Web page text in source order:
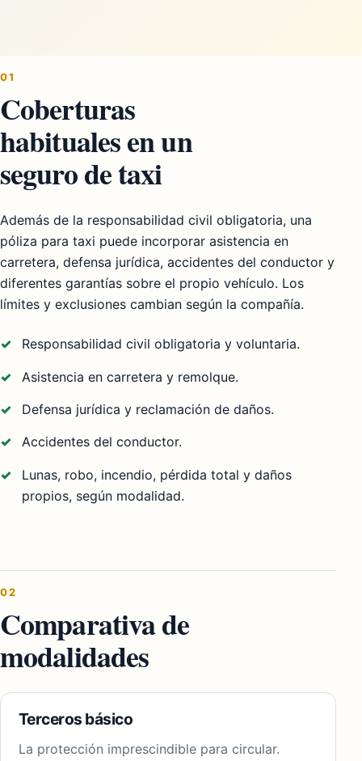
01
Coberturas
habituales en un
seguro de taxi
Además de la responsabilidad civil obligatoria, una
póliza para taxi puede incorporar asistencia en
carretera, defensa jurídica, accidentes del conductor y
diferentes garantías sobre el propio vehículo. Los
límites y exclusiones cambian según la compañía.
Responsabilidad civil obligatoria y voluntaria.
Asistencia en carretera y remolque.
Defensa jurídica y reclamación de daños.
Accidentes del conductor.
Lunas, robo, incendio, pérdida total y daños
propios, según modalidad.
02
Comparativa de
modalidades
Terceros básico
La protección imprescindible para circular.